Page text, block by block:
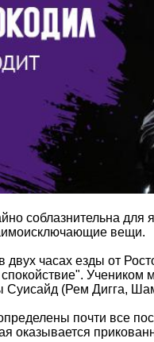
соблазнительна для
вещи.
двух часах езды от
Учеником
Суисайд (Рем Дигга,
почти все
оказывается